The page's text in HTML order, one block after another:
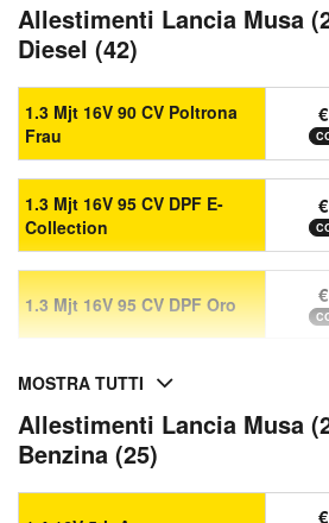
Allestimenti Lancia Musa
Diesel (42)
1.3 Mjt 16V 90 CV Poltrona
Frau
1.3 Mjt 16V 95 CV DPF E-
Collection
1.3 Mjt 16V 95 CV DPF Oro
MOSTRA TUTTI
Allestimenti Lancia Musa
Benzina (25)